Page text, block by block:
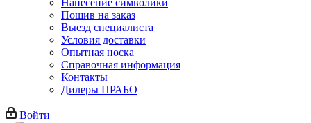
Нанесение символики
Пошив на заказ
Выезд специалиста
Условия доставки
Опытная носка
Справочная информация
Контакты
Дилеры ПРАБО
Войти